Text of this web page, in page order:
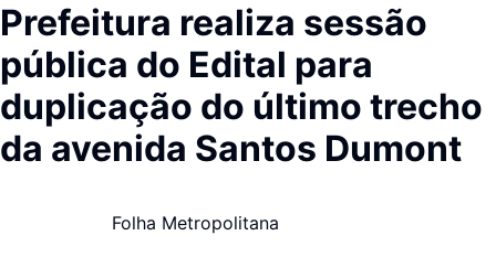
Prefeitura realiza sessão
pública do Edital para
duplicação do último trecho
da avenida Santos Dumont
Folha Metropolitana